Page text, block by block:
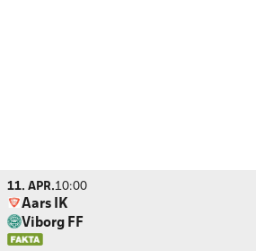
11. APR.10:00
Aars IK
Viborg FF